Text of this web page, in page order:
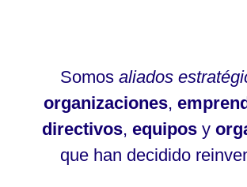
Somos aliados
organizaciones,
directivos, equiposy
que han decidido